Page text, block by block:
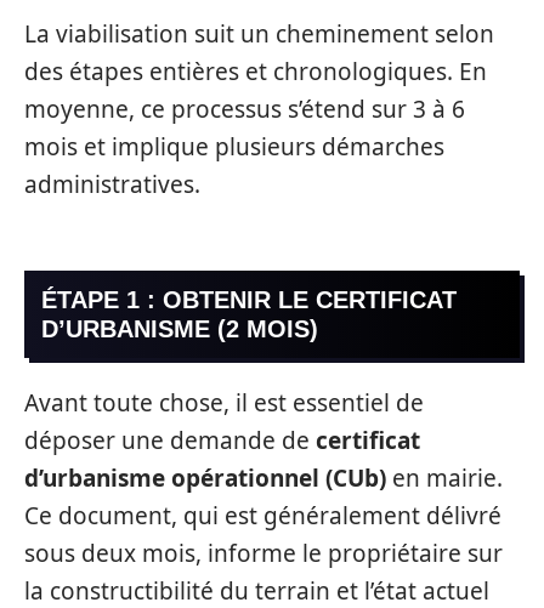
La viabilisation suit un cheminement selon
des étapes entières et chronologiques. En
moyenne, ce processus s’étend sur 3 à 6
mois et implique plusieurs démarches
administratives.
ÉTAPE 1 : OBTENIR LE CERTIFICAT
D’URBANISME (2 MOIS)
Avant toute chose, il est essentiel de
déposer une demande de certificat
d’urbanisme opérationnel (CUb) en mairie.
Ce document, qui est généralement délivré
sous deux mois, informe le propriétaire sur
la constructibilité du terrain et l’état actuel